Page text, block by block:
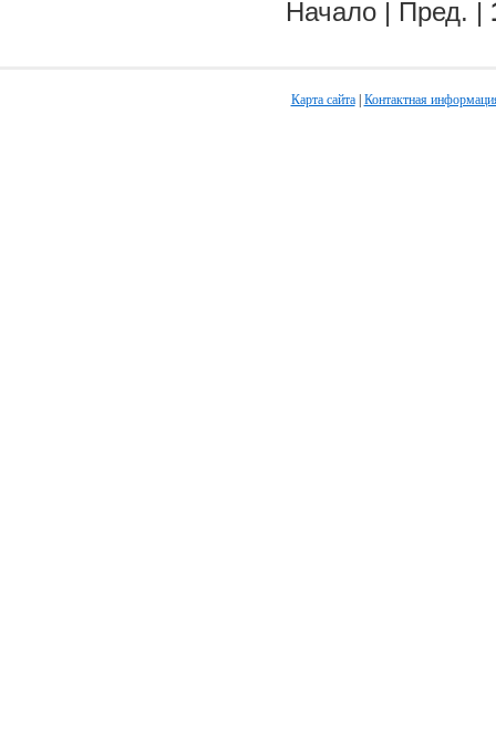
Начало | Пред. |
Карта сайта| Контактная